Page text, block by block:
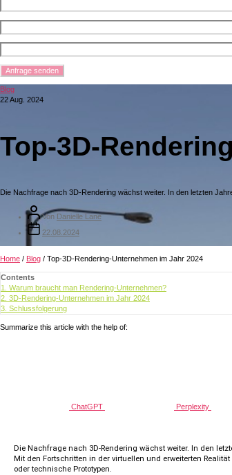
Blog
22 Aug. 2024
Top-3D-
Die Nachfrage nach 3D-Rendering wächst weiter. In den letzten
Von Danielle Lane
22.08.2024
Home / Blog / Top-3D-Rendering-Unternehmen im Jahr 2024
Contents
1.
Warum braucht man Rendering-Unternehmen?
2. 3D-Rendering-Unternehmen im Jahr 2024
3. Schlussfolgerung
Summarize this article with the help of:
ChatGPT Perplexity
Die Nachfrage nach 3D-Rendering wächst weiter. In den
Mit den Fortschritten in der virtuellen und erweiterten
oder technische Prototypen.